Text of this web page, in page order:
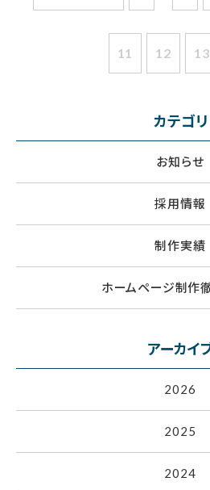
11 12 13
カテゴリ
お知らせ
採用情報
制作実績
ホームページ制作
アーカイ
2026
2025
2024